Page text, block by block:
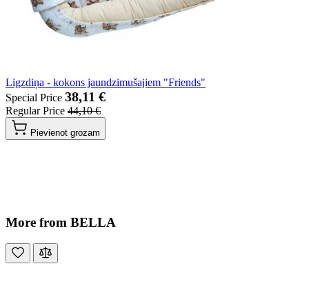
Ligzdiņa - kokons jaundzimušajiem "Friends"
Special Price 38,11 €
Regular Price 44,10 €
Pievienot grozam
More from BELLA